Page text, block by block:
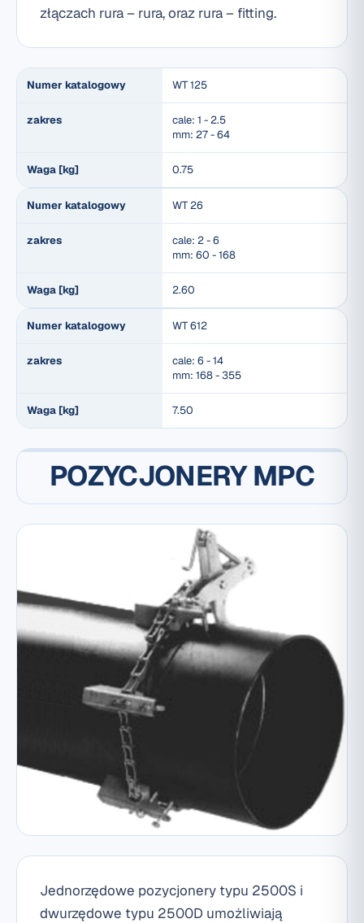
złączach rura – rura, oraz rura – fitting.
Numer katalogowy WT 125
zakres
cale: 1 - 2.5
mm: 27 - 64
Waga [kg] 0.75
Numer katalogowy WT 26
zakres
cale: 2 - 6
mm: 60 - 168
Waga [kg] 2.60
Numer katalogowy WT 612
zakres
cale: 6 - 14
mm: 168 - 355
Waga [kg] 7.50
POZYCJONERY MPC
Jednorzędowe pozycjonery typu 2500S i
dwurzędowe typu 2500D umożliwiają